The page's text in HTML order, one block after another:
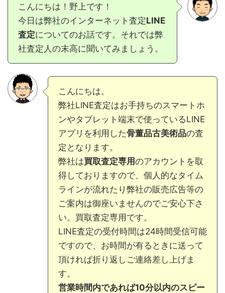
こんにちは！野上です！
今日は弊社のインターネット査定LINE
査定についてのお話です。それでは弊
社査定人の末高に聞いてみましょう。
こんにちは。
弊社LINE査定はお手持ちのスマートホ
ンやタブレット端末で使っているLINE
アプリを利用した骨董品古美術品の査
定となります。
弊社は買取査定専用のアカウントを取
得しておりますので、個人的なタイム
ラインが流れたり弊社の販売広告等の
ご案内は御座いませんのでご安心下さ
い。買取査定専用です。
LINE査定の受付時間は24時間受信可能
ですので、お時間が有るときに送って
頂ければ折り返しご連絡差し上げま
す。
営業時間内であれば10分以内のスピー